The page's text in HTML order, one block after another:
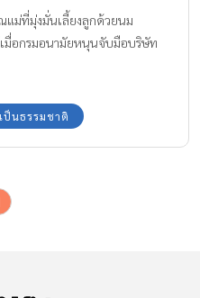
แม่ที่มุ่งมั่นเลี้ยงลูกด้วยนม
มื่อกรมอนามัยหนุนจับมือบริษัท
ป็นธรรมชาติ